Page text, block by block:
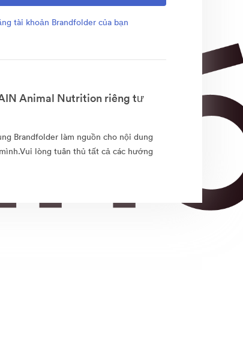
tài khoản Brandfolder của bạn
Animal Nutrition riêng tư
Brandfolder làm nguồn cho nội dung
lòng tuân thủ tất cả các hướng